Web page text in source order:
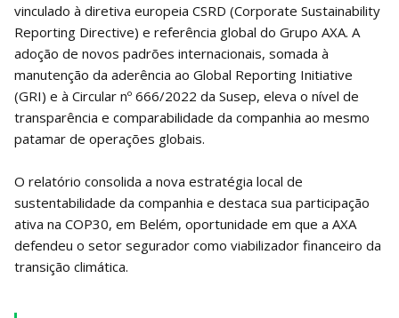
vinculado à diretiva europeia CSRD (Corporate Sustainability
Reporting Directive) e referência global do Grupo AXA. A
adoção de novos padrões internacionais, somada à
manutenção da aderência ao Global Reporting Initiative
(GRI) e à Circular nº 666/2022 da Susep, eleva o nível de
transparência e comparabilidade da companhia ao mesmo
patamar de operações globais.
O relatório consolida a nova estratégia local de
sustentabilidade da companhia e destaca sua participação
ativa na COP30, em Belém, oportunidade em que a AXA
defendeu o setor segurador como viabilizador financeiro da
transição climática.